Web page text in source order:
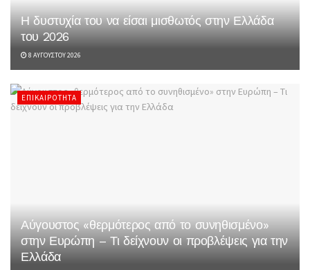
Η δυστυχία του να είσαι μισθωτός στην Ελλάδα
του 2026
8 ΑΥΓΟΎΣΤΟΥ 2026
ΕΠΙΚΑΙΡΌΤΗΤΑ
Αύγουστος «θερμότερος από το συνηθισμένο»
στην Ευρώπη – Τι δείχνουν οι προβλέψεις για την
Ελλάδα